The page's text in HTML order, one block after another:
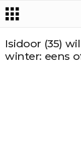
Isidoor (35)
winter: eens